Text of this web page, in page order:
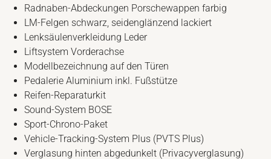
Radnaben-Abdeckungen Porschewappen farbig
LM-Felgen schwarz, seidenglänzend lackiert
Lenksäulenverkleidung Leder
Liftsystem Vorderachse
Modellbezeichnung auf den Türen
Pedalerie Aluminium inkl. Fußstütze
Reifen-Reparaturkit
Sound-System BOSE
Sport-Chrono-Paket
Vehicle-Tracking-System Plus (PVTS Plus)
Verglasung hinten abgedunkelt (Privacyverglasung)